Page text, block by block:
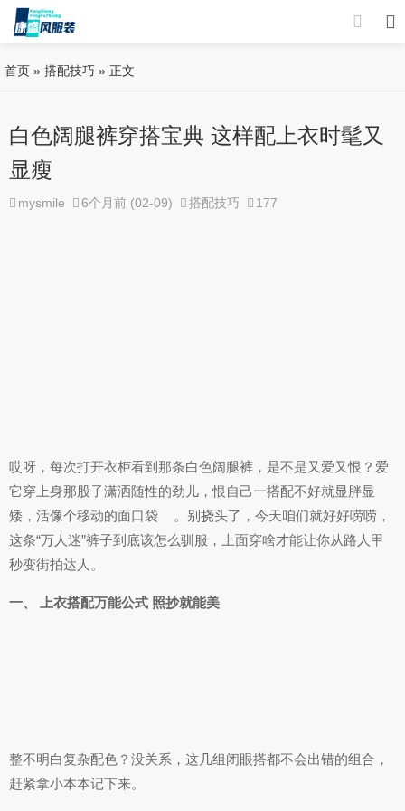
首页 » 搭配技巧 » 正文
白色阔腿裤穿搭宝典 这样配上衣时髦又
显瘦
mysmile 6个月前 (02-09) 搭配技巧 177
哎呀，每次打开衣柜看到那条白色阔腿裤，是不是又爱又恨？爱
它穿上身那股子潇洒随性的劲儿，恨自己一搭配不好就显胖显
矮，活像个移动的面口袋
。别挠头了，今天咱们就好好唠唠，
这条“万人迷”裤子到底该怎么驯服，上面穿啥才能让你从路人甲
秒变街拍达人。
一、 上衣搭配万能公式 照抄就能美
整不明白复杂配色？没关系，这几组闭眼搭都不会出错的组合，
赶紧拿小本本记下来。